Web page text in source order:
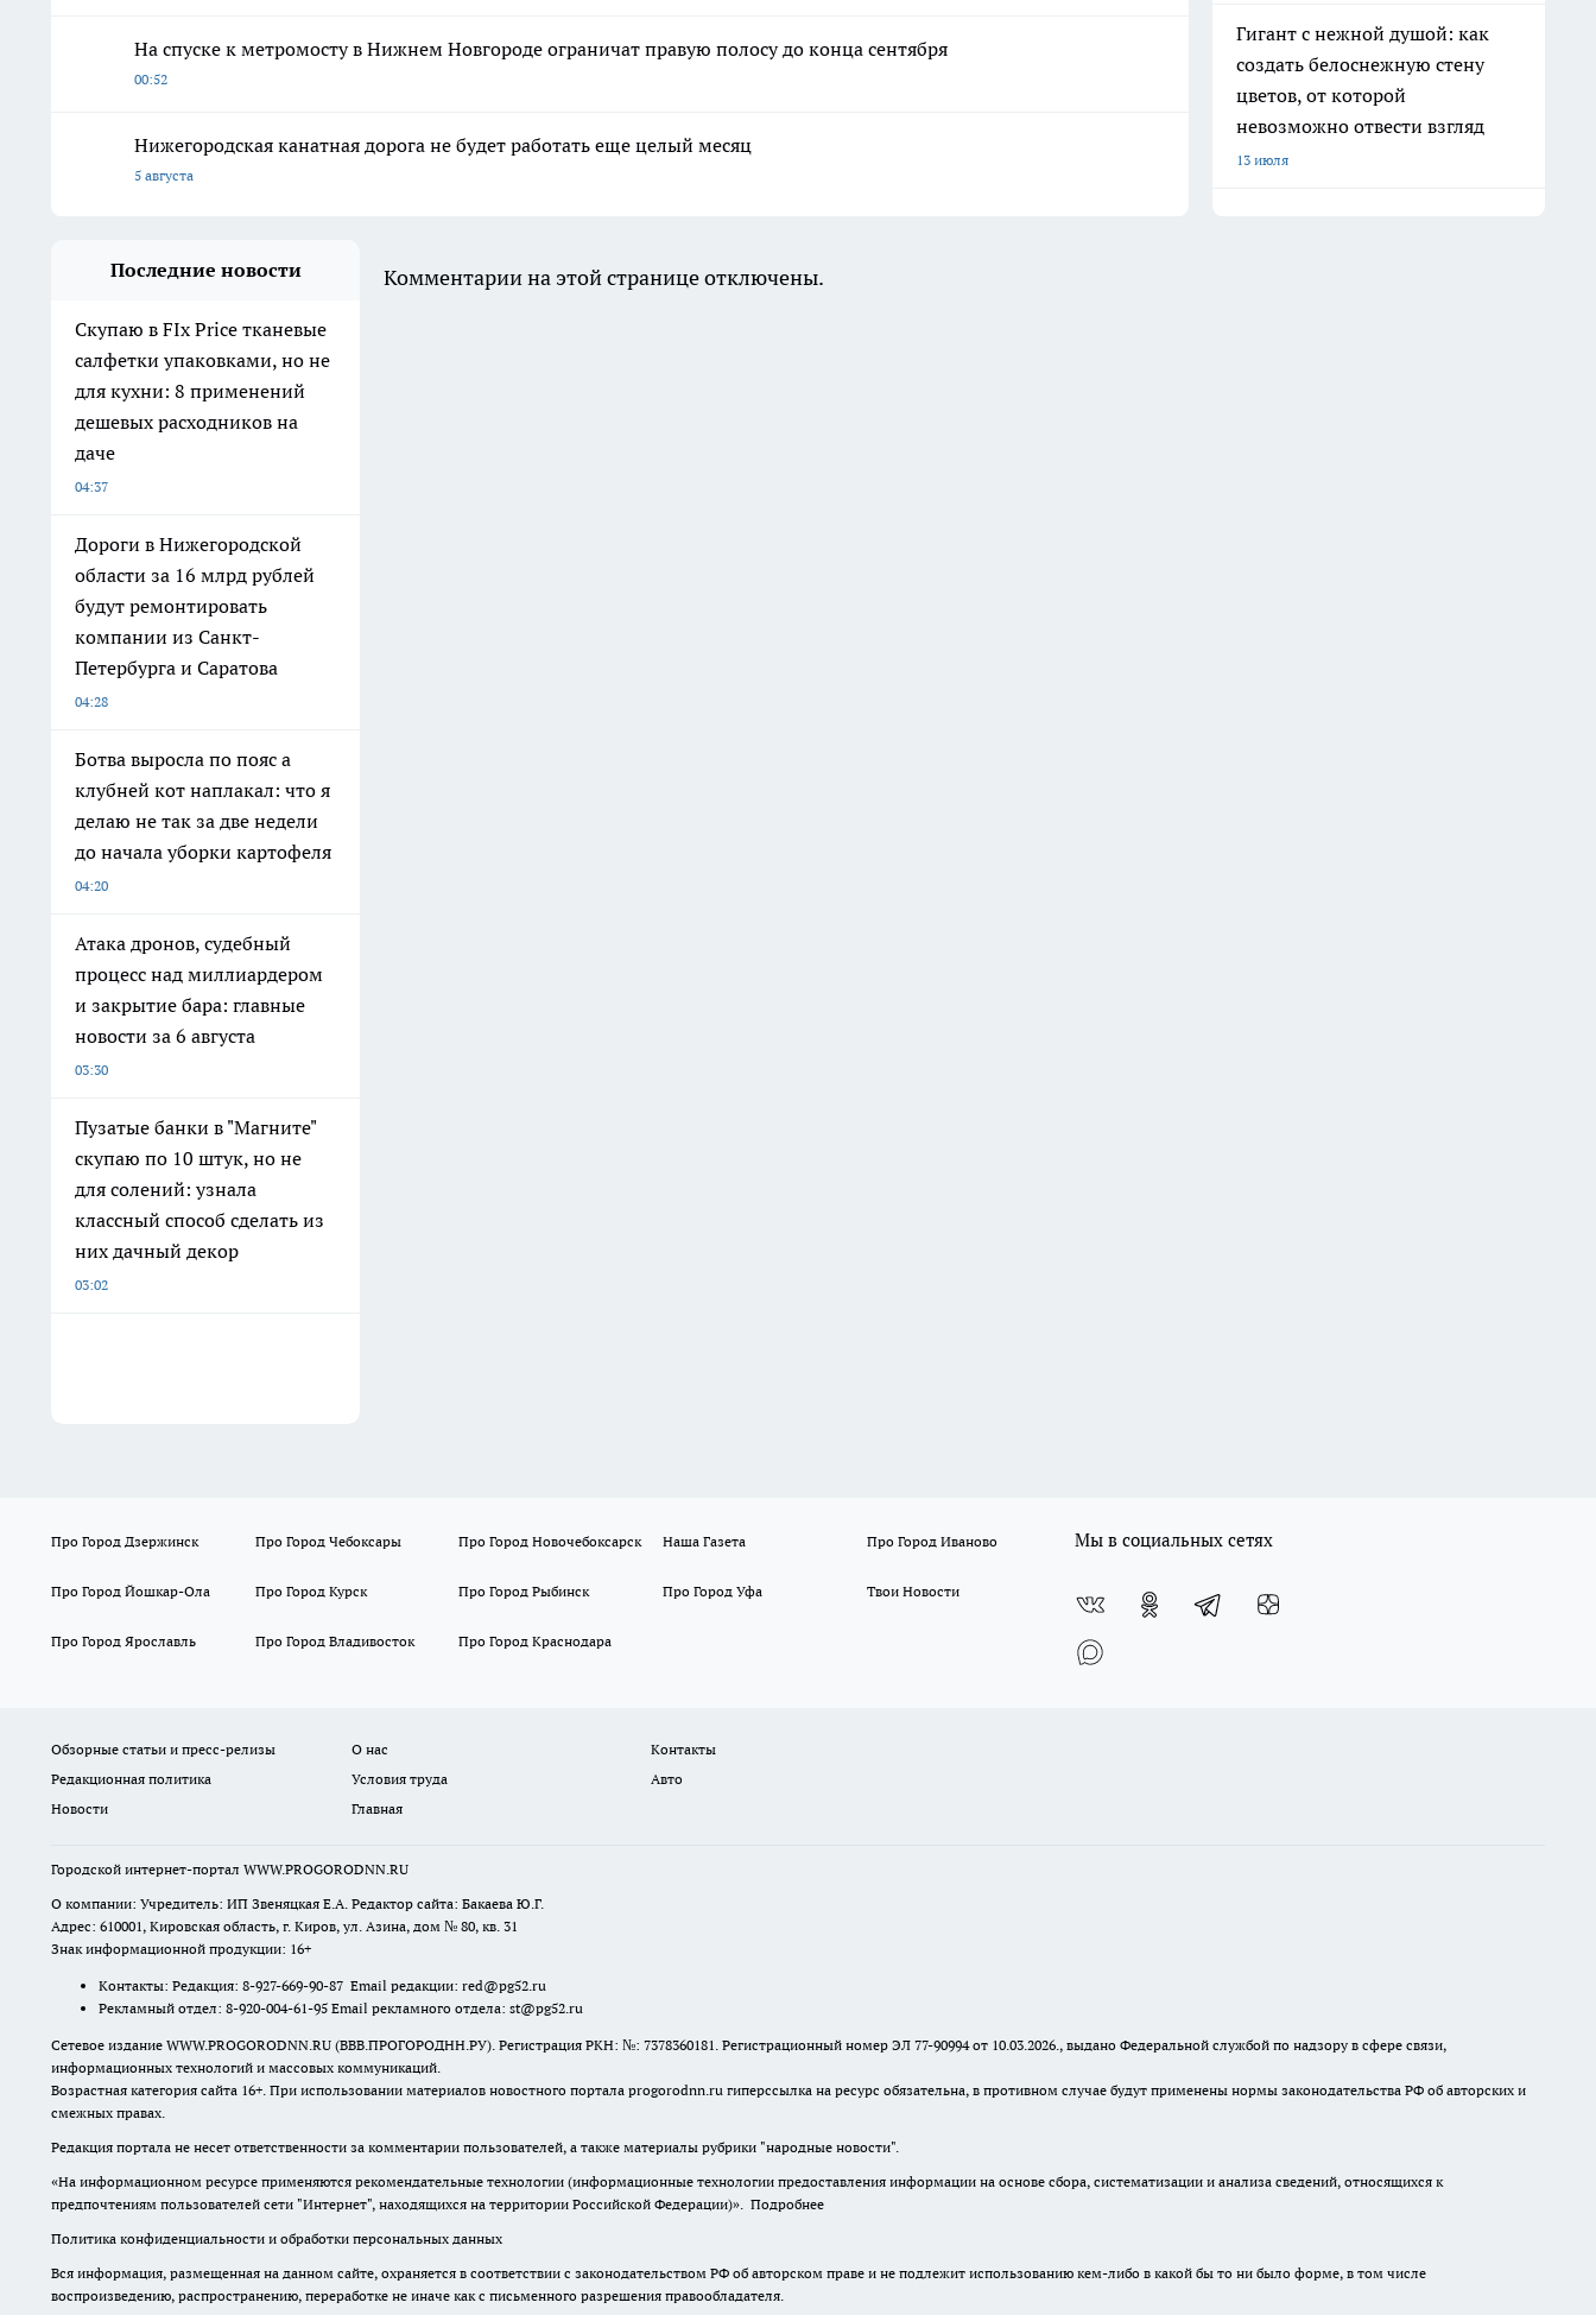
На спуске к метромосту в Нижнем Новгороде ограничат правую полосу до конца сентября
00:52
Нижегородская канатная дорога не будет работать еще целый месяц
5 августа
Гигант с нежной душой: как
создать белоснежную стену
цветов, от которой
невозможно отвести взгляд
13 июля
Последние новости
Скупаю в FIx Price тканевые
салфетки упаковками, но не
для кухни: 8 применений
дешевых расходников на
даче
04:37
Дороги в Нижегородской
области за 16 млрд рублей
будут ремонтировать
компании из Санкт-
Петербурга и Саратова
04:28
Ботва выросла по пояс а
клубней кот наплакал: что я
делаю не так за две недели
до начала уборки картофеля
04:20
Атака дронов, судебный
процесс над миллиардером
и закрытие бара: главные
новости за 6 августа
03:30
Пузатые банки в "Магните"
скупаю по 10 штук, но не
для солений: узнала
классный способ сделать из
них дачный декор
03:02
Комментарии на этой странице отключены.
Про Город Дзержинск Про Город Чебоксары Про Город Новочебоксарск Наша Газета Про Город Иваново
Про Город Йошкар-Ола Про Город Курск Про Город Рыбинск Про Город Уфа Твои Новости
Про Город Ярославль Про Город Владивосток Про Город Краснодара
Мы в социальных сетях
Обзорные статьи и пресс-релизы О нас
Контакты
Редакционная политика
Условия труда
Авто
Новости
Главная
Городской интернет-портал WWW.PROGORODNN.RU
О компании: Учредитель: ИП Звеняцкая Е.А. Редактор сайта: Бакаева Ю.Г.
Адрес: 610001, Кировская область, г. Киров, ул. Азина, дом № 80, кв. 31
Знак информационной продукции: 16+
Контакты: Редакция: 8-927-669-90-87 Email редакции: red@pg52.ru
Рекламный отдел: 8-920-004-61-95 Email рекламного отдела: st@pg52.ru
Сетевое издание WWW.PROGORODNN.RU (ВВВ.ПРОГОРОДНН.РУ). Регистрация РКН: №: 7378360181. Регистрационный номер ЭЛ 77-90994 от 10.03.2026., выдано Федеральной службой по надзору в сфере связи,
информационных технологий и массовых коммуникаций.
Возрастная категория сайта 16+. При использовании материалов новостного портала progorodnn.ru гиперссылка на ресурс обязательна, в противном случае будут применены нормы законодательства РФ об авторских и
смежных правах.
Редакция портала не несет ответственности за комментарии пользователей, а также материалы рубрики "народные новости".
«На информационном ресурсе применяются рекомендательные технологии (информационные технологии предоставления информации на основе сбора, систематизации и анализа сведений, относящихся к
предпочтениям пользователей сети "Интернет", находящихся на территории Российской Федерации)». Подробнее
Политика конфиденциальности и обработки персональных данных
Вся информация, размещенная на данном сайте, охраняется в соответствии с законодательством РФ об авторском праве и не подлежит использованию кем-либо в какой бы то ни было форме, в том числе
воспроизведению, распространению, переработке не иначе как с письменного разрешения правообладателя.